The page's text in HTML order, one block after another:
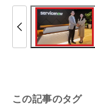
この記事のタグ